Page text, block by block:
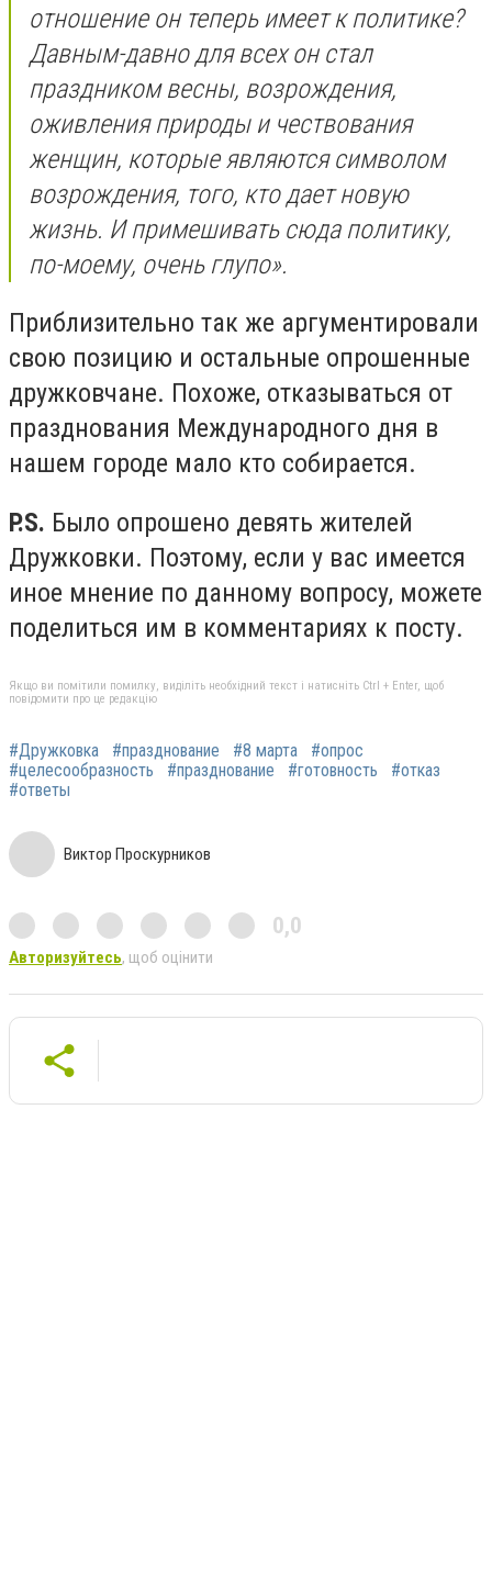
отношение он теперь имеет к политике?
Давным-давно для всех он стал
праздником весны, возрождения,
оживления природы и чествования
женщин, которые являются символом
возрождения, того, кто дает новую
жизнь. И примешивать сюда политику,
по-моему, очень глупо».
Приблизительно так же аргументировали
свою позицию и остальные опрошенные
дружковчане. Похоже, отказываться от
празднования Международного дня в
нашем городе мало кто собирается.
P.S. Было опрошено девять жителей
Дружковки. Поэтому, если у вас имеется
иное мнение по данному вопросу, можете
поделиться им в комментариях к посту.
Якщо ви помітили помилку, виділіть необхідний текст і натисніть Ctrl + Enter, щоб
повідомити про це редакцію
#Дружковка #празднование #8 марта
#опрос
#целесообразность
#празднование #готовность
#отказ
#ответы
Виктор Проскурников
0,0
Авторизуйтесь, щоб оцінити